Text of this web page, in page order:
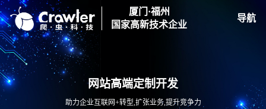
厦门·福州
国家高新技术企业
导航
网站高端定制开发
助力企业互联网+转型,扩张业务,提升竞争力